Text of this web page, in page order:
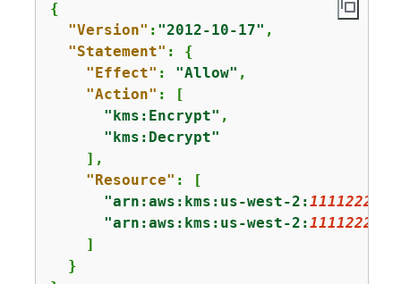
{
"Version" : "2012-10-17" ,
"Statement" : {
"Effect" : "Allow" ,
"Action" : [
"kms:Encrypt" ,
"kms:Decrypt"
    ],
"Resource" : [
"arn:aws:kms:us-west-2:
"arn:aws:kms:us-west-2:
    ]
  }